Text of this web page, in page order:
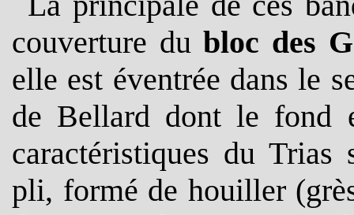
couverture dubloc des
elle est éventrée dans le
de Bellard dont le fond
caractéristiques du
pli, formé de houiller